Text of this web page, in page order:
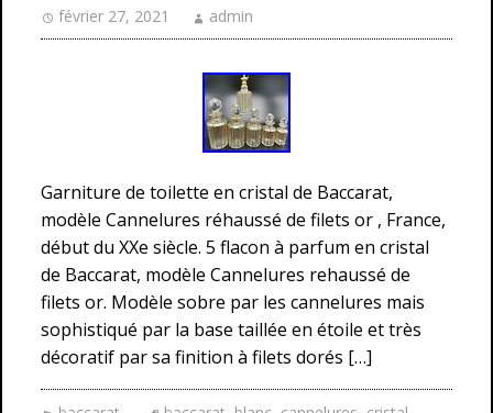
février 27, 2021 admin
Garniture de toilette en cristal de Baccarat,
modèle Cannelures réhaussé de filets or , France,
début du XXe siècle. 5 flacon à parfum en cristal
de Baccarat, modèle Cannelures rehaussé de
filets or. Modèle sobre par les cannelures mais
sophistiqué par la base taillée en étoile et très
décoratif par sa finition à filets dorés […]